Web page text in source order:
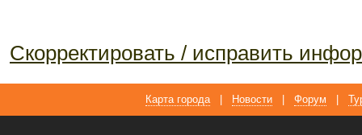
Скорректировать / исправить
Карта города Новости Форум